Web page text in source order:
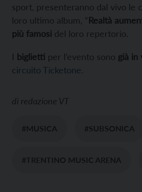
sport, presenteranno dal vivo le
loro ultimo album, “Realtà
più famosi del loro repertorio.
I biglietti per l’evento sono già in
circuito Ticketone.
di redazione VT
#MUSICA #SUBSONICA
#TRENTINO MUSIC ARENA